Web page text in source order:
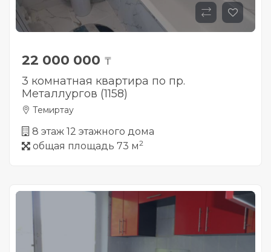
22 000 000 ₸
3 комнатная квартира по пр.
Металлургов (1158)
Темиртау
8 этаж 12 этажного дома
общая площадь 73 м2